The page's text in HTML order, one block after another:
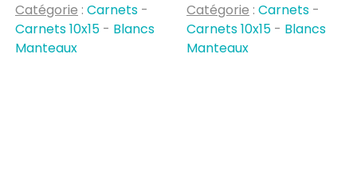
Catégorie : Carnets -
Carnets 10x15 - Blancs
Manteaux
Catégorie : Carnets -
Carnets 10x15 - Blancs
Manteaux